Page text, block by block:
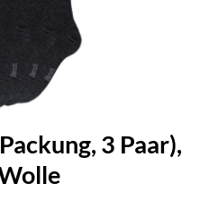
3 Paar),